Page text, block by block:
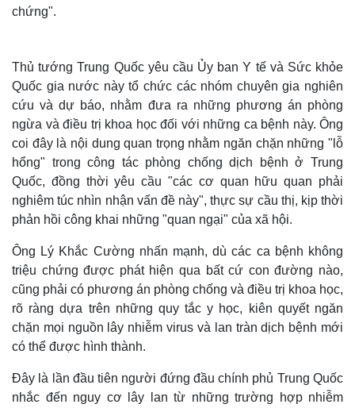
chứng".
Thủ tướng Trung Quốc yêu cầu Ủy ban Y tế và Sức khỏe
Quốc gia nước này tổ chức các nhóm chuyên gia nghiên
cứu và dự báo, nhằm đưa ra những phương án phòng
ngừa và điều trị khoa học đối với những ca bệnh này. Ông
coi đây là nội dung quan trọng nhằm ngăn chặn những "lỗ
hổng" trong công tác phòng chống dịch bệnh ở Trung
Quốc, đồng thời yêu cầu "các cơ quan hữu quan phải
nghiêm túc nhìn nhận vấn đề này", thực sự cầu thị, kịp thời
phản hồi công khai những "quan ngại" của xã hội.
Ông Lý Khắc Cường nhấn mạnh, dù các ca bệnh không
triệu chứng được phát hiện qua bất cứ con đường nào,
cũng phải có phương án phòng chống và điều trị khoa học,
rõ ràng dựa trên những quy tắc y học, kiên quyết ngăn
chặn mọi nguồn lây nhiễm virus và lan tràn dịch bệnh mới
có thể được hình thành.
Đây là lần đầu tiên người đứng đầu chính phủ Trung Quốc
nhắc đến nguy cơ lây lan từ những trường hợp nhiễm